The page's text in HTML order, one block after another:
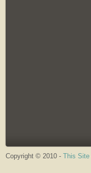
Copyright © 2010 - This Site